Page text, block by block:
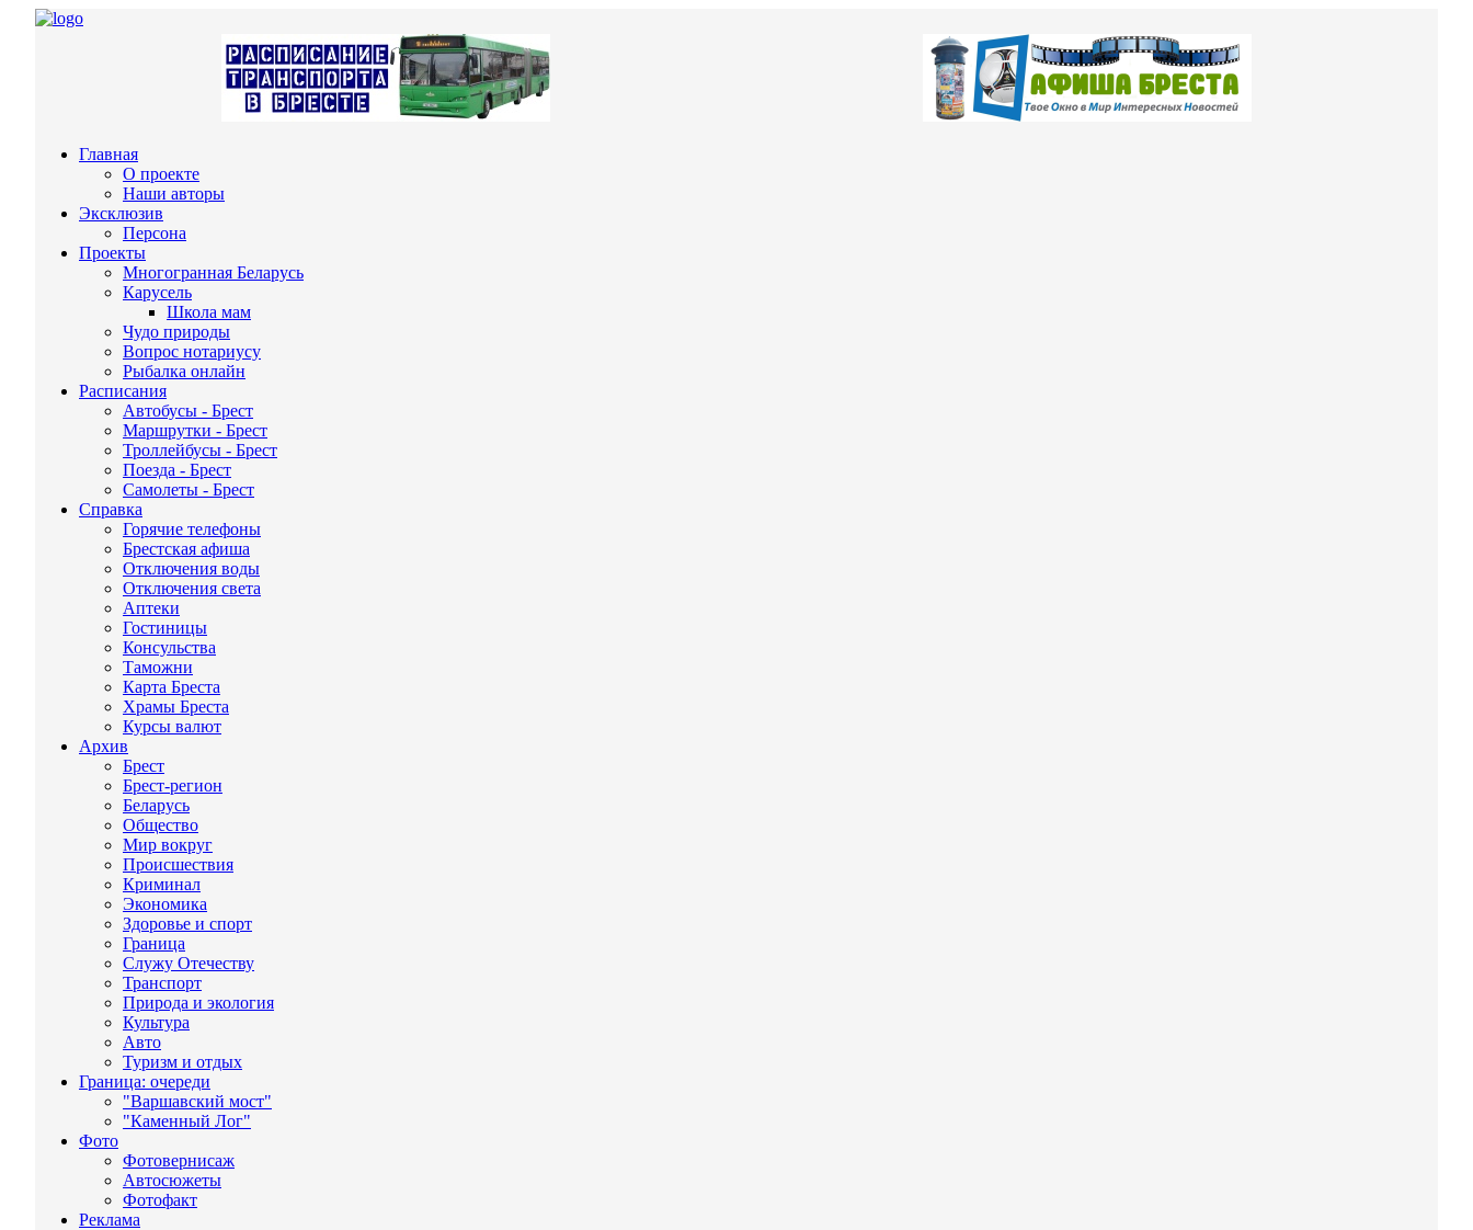
Главная
О проекте
Наши авторы
Эксклюзив
Персона
Проекты
Многогранная Беларусь
Карусель
Школа мам
Чудо природы
Вопрос нотариусу
Рыбалка онлайн
Расписания
Автобусы - Брест
Маршрутки - Брест
Троллейбусы - Брест
Поезда - Брест
Самолеты - Брест
Справка
Горячие телефоны
Брестская афиша
Отключения воды
Отключения света
Аптеки
Гостиницы
Консульства
Таможни
Карта Бреста
Храмы Бреста
Курсы валют
Архив
Брест
Брест-регион
Беларусь
Общество
Мир вокруг
Происшествия
Криминал
Экономика
Здоровье и спорт
Граница
Служу Отечеству
Транспорт
Природа и экология
Культура
Авто
Туризм и отдых
Граница: очереди
"Варшавский мост"
"Каменный Лог"
Фото
Фотовернисаж
Автосюжеты
Фотофакт
Реклама